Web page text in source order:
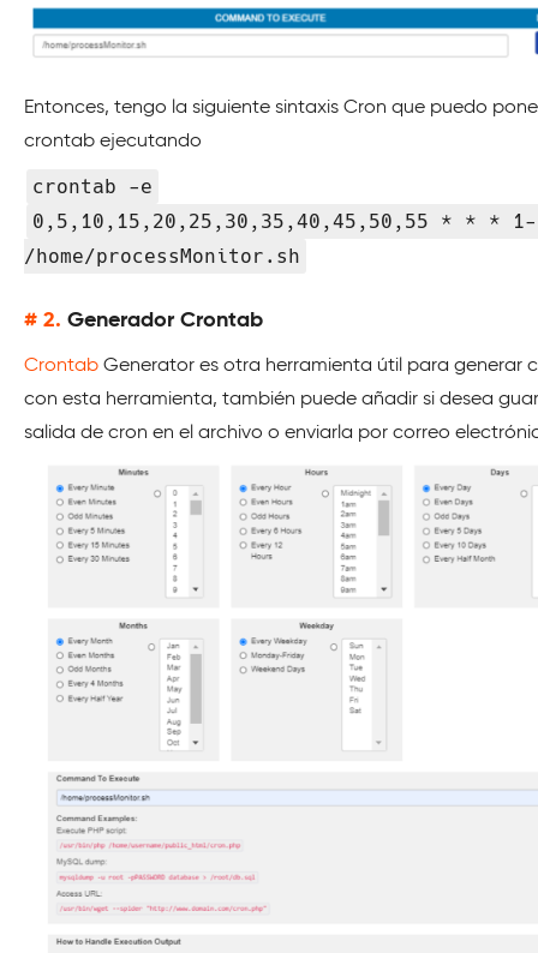
Entonces, tengo la siguiente sintaxis Cron que puedo
crontab ejecutando
crontab -e
0,5,10,15,20,25,30,35,40,45,50,55 * * * 1-
/home/processMonitor.sh
# 2. Generador Crontab
Crontab Generator es otra herramienta útil para generar
con esta herramienta, también puede añadir si desea
salida de cron en el archivo o enviarla por correo